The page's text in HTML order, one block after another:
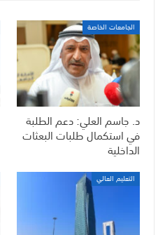
الجامعات الخاصة
د. جاسم العلي: دعم الطلبة
في استكمال طلبات البعثات
الداخلية
التعليم العالي